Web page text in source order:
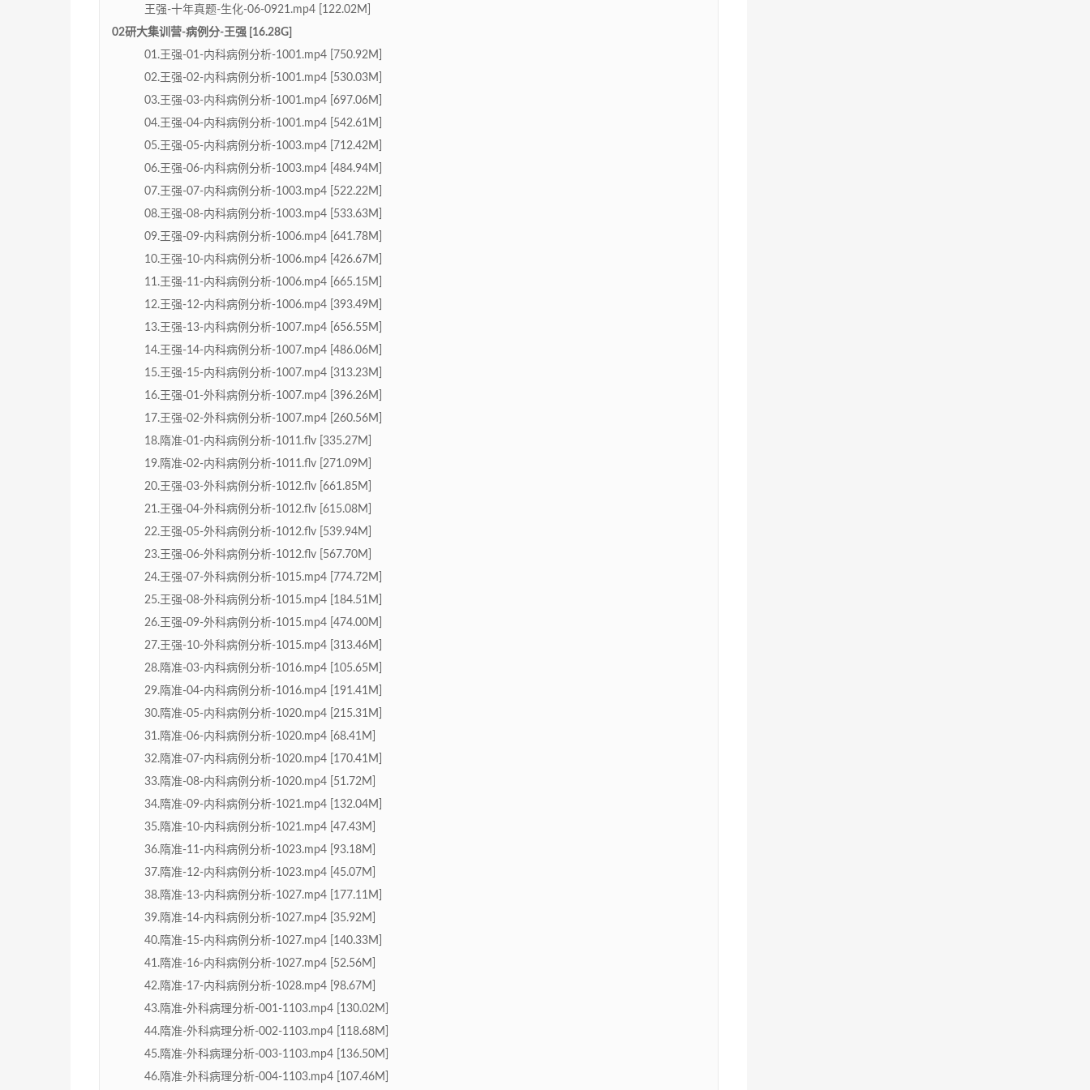
王强-十年真题-生化-06-0921.mp4 [122.02M]
02研大集训营-病例分-王强 [16.28G]
01.王强-01-内科病例分析-1001.mp4 [750.92M]
02.王强-02-内科病例分析-1001.mp4 [530.03M]
03.王强-03-内科病例分析-1001.mp4 [697.06M]
04.王强-04-内科病例分析-1001.mp4 [542.61M]
05.王强-05-内科病例分析-1003.mp4 [712.42M]
06.王强-06-内科病例分析-1003.mp4 [484.94M]
07.王强-07-内科病例分析-1003.mp4 [522.22M]
08.王强-08-内科病例分析-1003.mp4 [533.63M]
09.王强-09-内科病例分析-1006.mp4 [641.78M]
10.王强-10-内科病例分析-1006.mp4 [426.67M]
11.王强-11-内科病例分析-1006.mp4 [665.15M]
12.王强-12-内科病例分析-1006.mp4 [393.49M]
13.王强-13-内科病例分析-1007.mp4 [656.55M]
14.王强-14-内科病例分析-1007.mp4 [486.06M]
15.王强-15-内科病例分析-1007.mp4 [313.23M]
16.王强-01-外科病例分析-1007.mp4 [396.26M]
17.王强-02-外科病例分析-1007.mp4 [260.56M]
18.隋准-01-内科病例分析-1011.flv [335.27M]
19.隋准-02-内科病例分析-1011.flv [271.09M]
20.王强-03-外科病例分析-1012.flv [661.85M]
21.王强-04-外科病例分析-1012.flv [615.08M]
22.王强-05-外科病例分析-1012.flv [539.94M]
23.王强-06-外科病例分析-1012.flv [567.70M]
24.王强-07-外科病例分析-1015.mp4 [774.72M]
25.王强-08-外科病例分析-1015.mp4 [184.51M]
26.王强-09-外科病例分析-1015.mp4 [474.00M]
27.王强-10-外科病例分析-1015.mp4 [313.46M]
28.隋准-03-内科病例分析-1016.mp4 [105.65M]
29.隋准-04-内科病例分析-1016.mp4 [191.41M]
30.隋准-05-内科病例分析-1020.mp4 [215.31M]
31.隋准-06-内科病例分析-1020.mp4 [68.41M]
32.隋准-07-内科病例分析-1020.mp4 [170.41M]
33.隋准-08-内科病例分析-1020.mp4 [51.72M]
34.隋准-09-内科病例分析-1021.mp4 [132.04M]
35.隋准-10-内科病例分析-1021.mp4 [47.43M]
36.隋准-11-内科病例分析-1023.mp4 [93.18M]
37.隋准-12-内科病例分析-1023.mp4 [45.07M]
38.隋准-13-内科病例分析-1027.mp4 [177.11M]
39.隋准-14-内科病例分析-1027.mp4 [35.92M]
40.隋准-15-内科病例分析-1027.mp4 [140.33M]
41.隋准-16-内科病例分析-1027.mp4 [52.56M]
42.隋准-17-内科病例分析-1028.mp4 [98.67M]
43.隋准-外科病理分析-001-1103.mp4 [130.02M]
44.隋准-外科病理分析-002-1103.mp4 [118.68M]
45.隋准-外科病理分析-003-1103.mp4 [136.50M]
46.隋准-外科病理分析-004-1103.mp4 [107.46M]